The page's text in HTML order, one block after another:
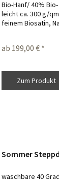
Bio-Hanf/ 40%
leicht ca. 300 g/
feinem Biosatin,
geeignet für
ab 199,00 € *
Zum Produkt
Sommer
waschbare 40